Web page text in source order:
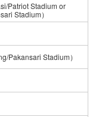
Patriot Stadium or
Stadium）
Pakansari Stadium）